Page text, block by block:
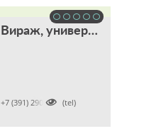
Вираж, универсальный интернет-магазин

+7 (391) 2902001 (tel)